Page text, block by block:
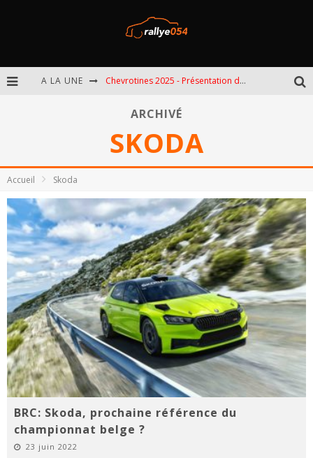
A LA UNE EBR 2025 - Présentation de l'épreuve
Chevrotines 2025 - Présentation de l'épreuve
ARCHIVÉ
SKODA
Accueil Skoda
BRC: Skoda, prochaine référence du
championnat belge ?
23 juin 2022